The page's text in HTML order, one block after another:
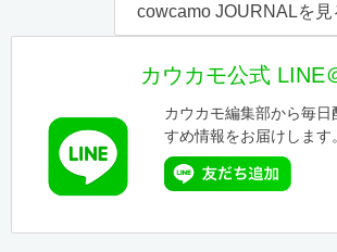
cowcamo JOURNALを見
カウカモ公式 LINE
カウカモ編集部から毎日
すめ情報をお届けします。